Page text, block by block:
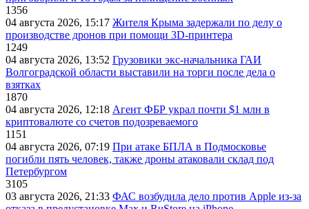
1356
04 августа 2026, 15:17 Жителя Крыма задержали по делу о
производстве дронов при помощи 3D‑принтера
1249
04 августа 2026, 13:52 Грузовики экс-начальника ГАИ
Волгоградской области выставили на торги после дела о
взятках
1870
04 августа 2026, 12:18 Агент ФБР украл почти $1 млн в
криптовалюте со счетов подозреваемого
1151
04 августа 2026, 07:19 При атаке БПЛА в Подмосковье
погибли пять человек, также дроны атаковали склад под
Петербургом
3105
03 августа 2026, 21:33 ФАС возбудила дело против Apple из-за